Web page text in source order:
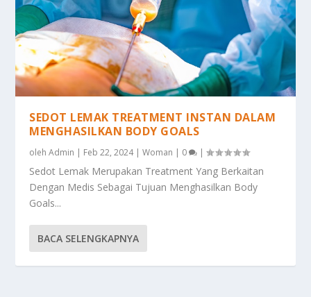
SEDOT LEMAK TREATMENT INSTAN DALAM
MENGHASILKAN BODY GOALS
olehAdmin | Feb 22, 2024|Woman | 0 |
Sedot Lemak Merupakan Treatment Yang Berkaitan
Dengan Medis Sebagai Tujuan Menghasilkan Body
Goals...
BACA SELENGKAPNYA